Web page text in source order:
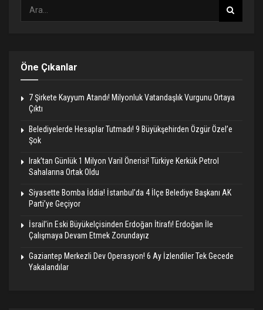
Öne Çıkanlar
7 Şirkete Kayyum Atandı! Milyonluk Vatandaşlık Vurgunu Ortaya
Çıktı
Belediyelerde Hesaplar Tutmadı! 9 Büyükşehirden Özgür Özel’e
Şok
Irak’tan Günlük 1 Milyon Varil Önerisi! Türkiye Kerkük Petrol
Sahalarına Ortak Oldu
Siyasette Bomba İddia! İstanbul’da 4 İlçe Belediye Başkanı AK
Parti’ye Geçiyor
İsrail’in Eski Büyükelçisinden Erdoğan İtirafı! Erdoğan İle
Çalışmaya Devam Etmek Zorundayız
Gaziantep Merkezli Dev Operasyon! 6 Ay İzlendiler Tek Gecede
Yakalandılar